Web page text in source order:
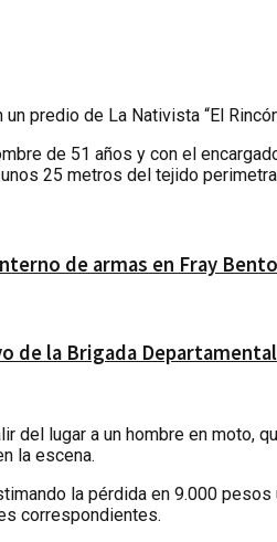
predio de La Nativista “El
de 51 años y con el
25 metros del tejido
de armas en Fray
de la Brigada
del lugar a un hombre en moto,
la escena.
la pérdida en 9.000
correspondientes.